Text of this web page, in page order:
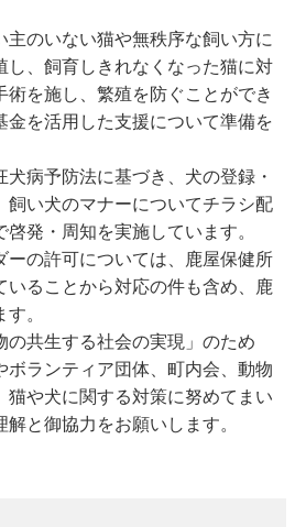
主のいない猫や無秩序な飼い方に
し、飼育しきれなくなった猫に対
術を施し、繁殖を防ぐことができ
金を活用した支援について準備を
犬病予防法に基づき、犬の登録・
飼い犬のマナーについてチラシ配
発・周知を実施しています。
ーの許可については、鹿屋保健所
いることから対応の件も含め、鹿
。
の共生する社会の実現」のため
ボランティア団体、町内会、動物
猫や犬に関する対策に努めてまい
解と御協力をお願いします。